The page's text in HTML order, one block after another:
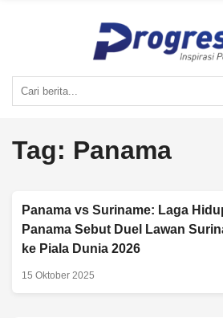
Tag: Panama
Panama vs Suriname: Laga
Panama Sebut Duel Lawan
ke Piala Dunia 2026
15 Oktober 2025